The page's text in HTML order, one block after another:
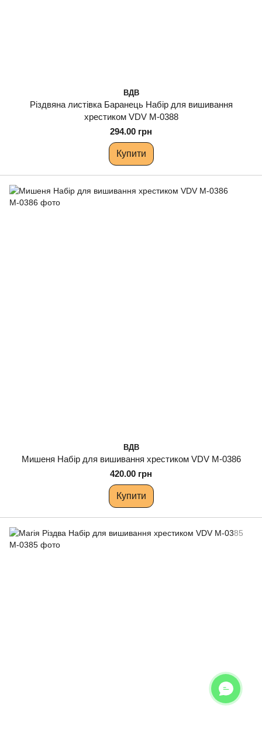
ВДВ
Різдвяна листівка Баранець Набір для вишивання
хрестиком VDV М-0388
294.00 грн
Купити
ВДВ
Мишеня Набір для вишивання хрестиком VDV М-0386
420.00 грн
Купити